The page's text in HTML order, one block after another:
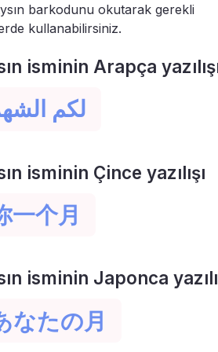
barkodunu okutarak gerekli
kullanabilirsiniz.
isminin Arapça
لكم
isminin Çince yazılışı
一个月
isminin Japonca
なたの月